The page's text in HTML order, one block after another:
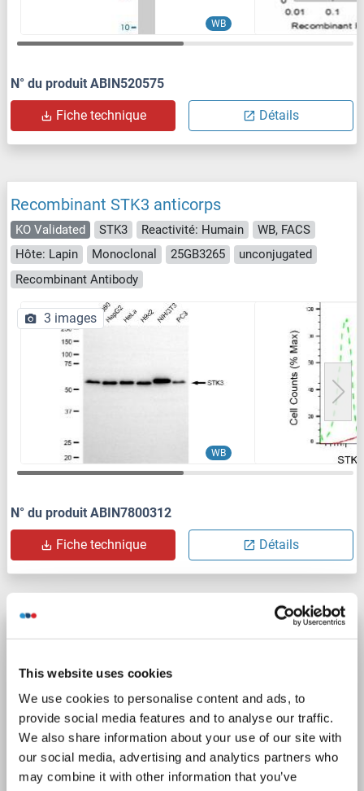
This website uses cookies
We use cookies to personalise content and ads, to
provide social media features and to analyse our traffic.
We also share information about your use of our site with
our social media, advertising and analytics partners who
may combine it with other information that you’ve
WB
N° du produit ABIN520575
Fiche technique Détails
Recombinant STK3 anticorps
KO Validated STK3 Reactivité: Humain
WB, FACS
Hôte: Lapin
Monoclonal 25GB3265
unconjugated
Recombinant Antibody
WB
3 images
N° du produit ABIN7800312
Fiche technique Détails
STK3 anticorps
3 images